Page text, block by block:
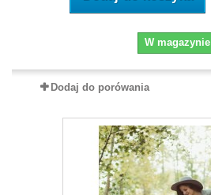
W magazynie
Dodaj do porówania